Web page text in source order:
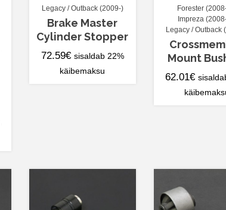
Legacy / Outback (2009-)
Brake Master
Cylinder Stopper
72.59€ sisaldab 22%
käibemaksu
Forester
Impreza
Legacy / Outback
Mount
62.01€